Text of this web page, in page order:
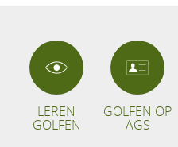
LEREN
GOLFEN
GOLFEN OP
AGS